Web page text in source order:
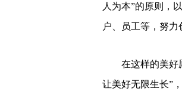
人为本”的原则，
户、员工等，努力
在这样的美好愿
让美好无限生长”